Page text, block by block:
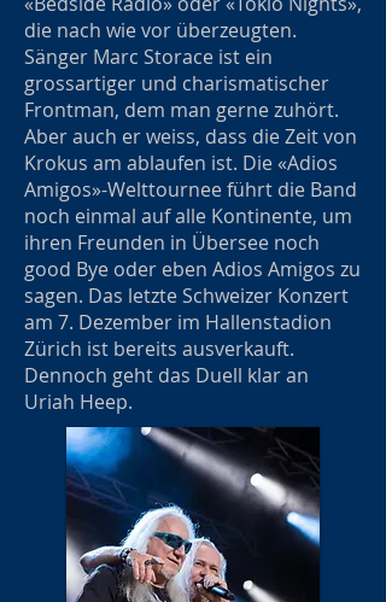
die nach wie vor überzeugten.
Sänger Marc Storace ist ein
grossartiger und charismatischer
Frontman, dem man gerne zuhört.
Aber auch er weiss, dass die Zeit von
Krokus am ablaufen ist. Die «Adios
Amigos»-Welttournee führt die Band
noch einmal auf alle Kontinente, um
ihren Freunden in Übersee noch
good Bye oder eben Adios Amigos zu
sagen. Das letzte Schweizer Konzert
am 7. Dezember im Hallenstadion
Zürich ist bereits ausverkauft.
Dennoch geht das Duell klar an
Uriah Heep.